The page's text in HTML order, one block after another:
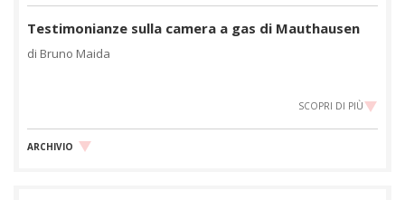
Testimonianze sulla camera a gas di Mauthausen
di Bruno Maida
SCOPRI DI PIÙ
ARCHIVIO